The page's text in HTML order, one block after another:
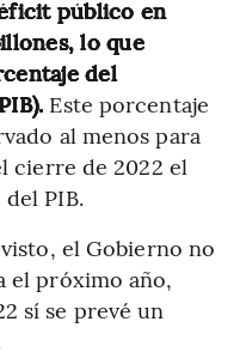
público en
lo que
del
Este porcentaje
al menos para
cierre de 2022 el
PIB.
el Gobierno no
el próximo año,
sí se prevé un